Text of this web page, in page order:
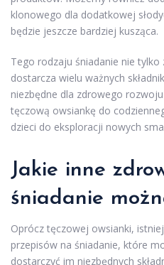
klonowego dla dodatkowej
będzie jeszcze bardziej kusząca.
Tego rodzaju śniadanie nie tylko
dostarcza wielu ważnych
niezbędne dla zdrowego
tęczową owsiankę do
dzieci do eksploracji nowych
Jakie inne
śniadanie
Oprócz tęczowej owsianki,
przepisów na śniadanie, które
dostarczyć im niezbędnych